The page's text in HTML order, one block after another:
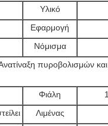
Υλικό
Εφαρμογή
Νόμισμα
πυροβολισμών
Φιάλη
Λιμένας